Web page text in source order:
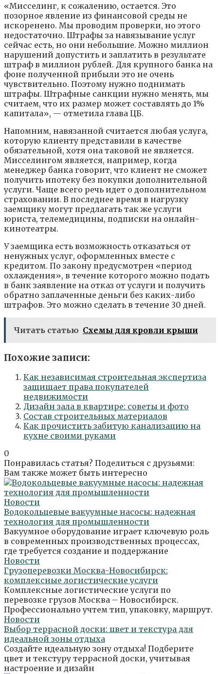
«Мисселинг, к сожалению, остается. Это
позорное явление из финансовой среды не
искоренено. Мы проводим проверки, но этого
недостаточно. Штрафы за навязывание услуг
сейчас есть, но они небольшие. Можно миллион
нарушений допустить и заплатить в результате
штраф в миллион рублей. Для крупного банка на
фоне полученной прибыли это не очень
чувствительно. Поэтому нужно поднимать
штрафы. Штрафные санкции нужно менять, мы
считаем, что их размер может составлять до 1%
капитала», — отметила глава ЦБ.
Напомним, навязанной считается любая услуга,
которую клиенту представили в качестве
обязательной, хотя она таковой не является.
Мисселингом является, например, когда
менеджер банка говорит, что клиент не сможет
получить ипотеку без покупки дополнительной
услуги. Чаще всего речь идет о дополнительном
страховании. В последнее время в нагрузку
заемщику могут предлагать так же услуги
юриста, телемедицины, подписки на онлайн-
кинотеатры.
У заемщика есть возможность отказаться от
ненужных услуг, оформленных вместе с
кредитом. По закону предусмотрен «период
охлаждения», в течение которого можно подать
в банк заявление на отказ от услуги и получить
обратно заплаченные деньги без каких-либо
штрафов. Это можно сделать в течение 30 дней.
Читать статью Схемы для кровли крыши
Похожие записи:
Как независимая строительная экспертиза
защищает права покупателей
недвижимости
Дизайн зала в квартире: советы и фото
Состав строительных материалов
Как прочистить забитую канализацию на
кухне своими руками
0
Понравилась статья? Поделиться с друзьями:
Вам также может быть интересно
Новости
Водокольцевые вакуумные насосы: надежная
технология для промышленности
Вакуумное оборудование играет ключевую роль
в современных производственных процессах,
где требуется создание и поддержание
Новости
Грузоперевозки Москва-Новосибирск:
комплексные логистические услуги
Комплексные логистические услуги по
перевозке грузов Москва – Новосибирск.
Профессионально учтем тип, упаковку, маршрут.
Новости
Выбор террасной доски: цвет и текстура для
идеальной зоны отдыха
Создайте идеальную зону отдыха! Подберите
цвет и текстуру террасной доски, учитывая
настроение и дизайн